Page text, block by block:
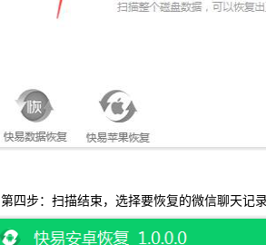
第四步：扫描结束，选择要恢复的微信聊天记